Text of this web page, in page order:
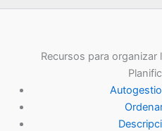
Recursos para